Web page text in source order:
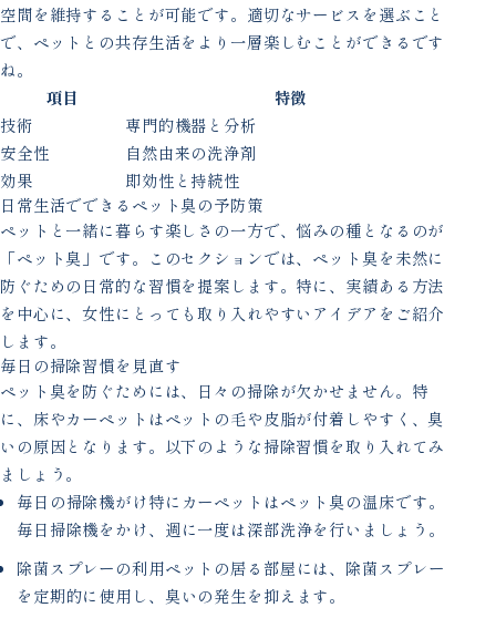
空間を維持することが可能です。適切なサービスを選ぶこと
で、ペットとの共存生活をより一層楽しむことができるです
ね。
項目
特徴
技術
専門的機器と分析
安全性
自然由来の洗浄剤
効果
即効性と持続性
日常生活でできるペット臭の予防策
ペットと一緒に暮らす楽しさの一方で、悩みの種となるのが
「ペット臭」です。このセクションでは、ペット臭を未然に
防ぐための日常的な習慣を提案します。特に、実績ある方法
を中心に、女性にとっても取り入れやすいアイデアをご紹介
します。
毎日の掃除習慣を見直す
ペット臭を防ぐためには、日々の掃除が欠かせません。特
に、床やカーペットはペットの毛や皮脂が付着しやすく、臭
いの原因となります。以下のような掃除習慣を取り入れてみ
ましょう。
毎日の掃除機がけ特にカーペットはペット臭の温床です。
毎日掃除機をかけ、週に一度は深部洗浄を行いましょう。
除菌スプレーの利用ペットの居る部屋には、除菌スプレー
を定期的に使用し、臭いの発生を抑えます。